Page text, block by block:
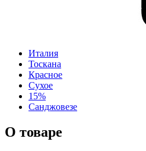
Италия
Тоскана
Красное
Сухое
15%
Санджовезе
О товаре